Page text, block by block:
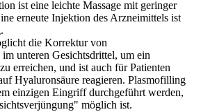
ist eine leichte Massage mit geringer
erneute Injektion des Arzneimittels ist
die Korrektur von
unteren Gesichtsdrittel, um ein
erreichen, und ist auch für Patienten
Hyaluronsäure reagieren. Plasmofilling
einzigen Eingriff durchgeführt werden,
möglich ist.